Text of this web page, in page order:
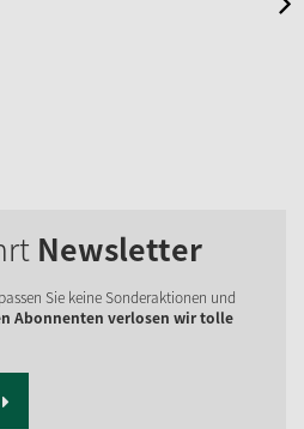
Newsletter
Sie keine Sonderaktionen und
Abonnenten verlosen wir tolle